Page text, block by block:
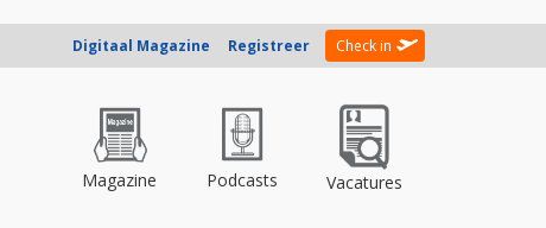
Digitaal Magazine Registreer Check in
Magazine Podcasts Vacatures